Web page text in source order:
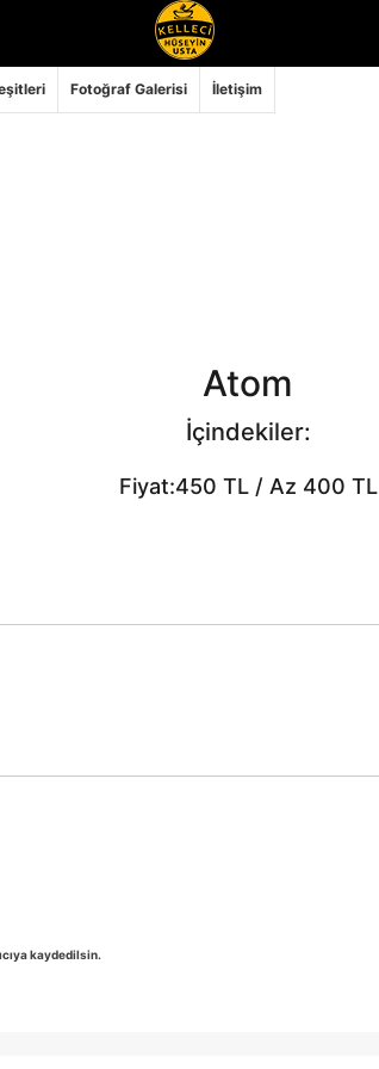
Fotoğraf Galerisi İletişim
Atom
İçindekiler:
Fiyat:450 TL / Az 400 TL
kaydedilsin.